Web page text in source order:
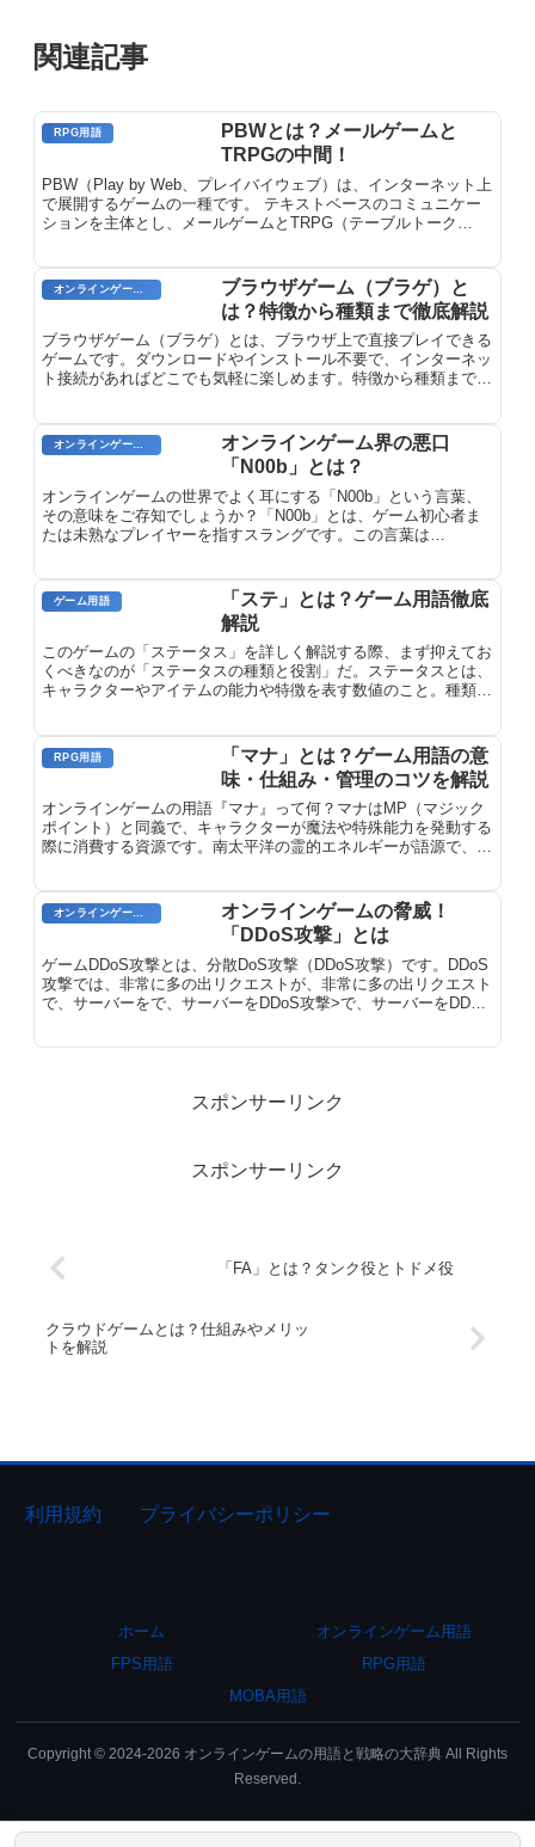
関連記事
RPG用語
PBWとは？メールゲームと
TRPGの中間！
PBW（Play by Web、プレイバイウェブ）は、インターネット上
で展開するゲームの一種です。 テキストベースのコミュニケー
ションを主体とし、メールゲームとTRPG（テーブルトーク
メールを通じて、他のプレイヤーと交流しながらゲームを進めて
いきます。
ブラウザゲーム（ブラゲ）と
は？特徴から種類まで徹底解説
ブラウザゲーム（ブラゲ）とは、ブラウザ上で直接プレイできる
ゲームです。ダウンロードやインストール不要で、インターネッ
ト接続があればどこでも気軽に楽しめます。特徴から種類まで徹
オンラインゲーム用語
オンラインゲーム界の悪口
「N00b」とは？
オンラインゲームの世界でよく耳にする「N00b」という言葉、
その意味をご存知でしょうか？「N00b」とは、ゲーム初心者ま
たは未熟なプレイヤーを指すスラングです。この言葉は
ゲーム用語
「ステ」とは？ゲーム用語徹底
解説
このゲームの「ステータス」を詳しく解説する際、まず抑えてお
くべきなのが「ステータスの種類と役割」だ。ステータスとは、
キャラクターやアイテムの能力や特徴を表す数値のこと。種類は
RPG用語
「マナ」とは？ゲーム用語の意
味・仕組み・管理のコツを解説
オンラインゲームの用語『マナ』って何？マナはMP（マジック
ポイント）と同義で、キャラクターが魔法や特殊能力を発動する
際に消費する資源です。南太平洋の霊的エネルギーが語源で、多
オンラインゲームのプレイに関する用語
オンラインゲームの脅威！
「DDoS攻撃」とは
ゲームDDoS攻撃とは、分散DoS攻撃（DDoS攻撃）です。DDoS
攻撃では、非常に多の出リクエストが、非常に多の出リクエスト
で、サーバーをで、サーバーをDDoS攻撃>で、サーバーをDDoS
スポンサーリンク
スポンサーリンク
「FA」とは？タンク役とトドメ役
クラウドゲームとは？仕組みやメリッ
トを解説
利用規約 プライバシーポリシー
ホーム
オンラインゲーム用語
FPS用語
RPG用語
MOBA用語
Copyright © 2024-2026 オンラインゲームの用語と戦略の大辞典 All Rights
Reserved.